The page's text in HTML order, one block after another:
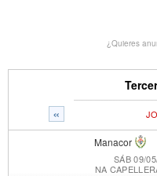
¿Quieres
«
Manacor
SÁB 09/
NA